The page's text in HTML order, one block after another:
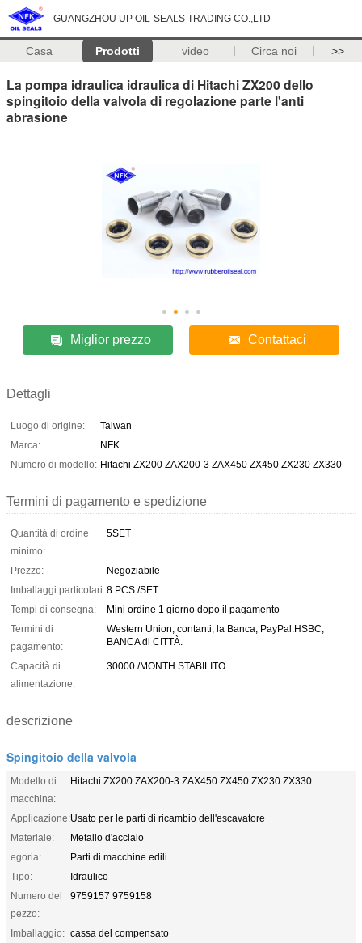
GUANGZHOU UP OIL-SEALS TRADING CO.,LTD
Casa Prodotti video Circa noi >>
La pompa idraulica idraulica di Hitachi ZX200 dello
spingitoio della valvola di regolazione parte l'anti
abrasione
Miglior prezzo Contattaci
Dettagli
Luogo di origine:
Taiwan
Marca:
NFK
Numero di modello: Hitachi ZX200 ZAX200-3 ZAX450 ZX450 ZX230 ZX330
Termini di pagamento e spedizione
Quantità di ordine
minimo:
5SET
Prezzo:
Negoziabile
Imballaggi particolari:8 PCS /SET
Tempi di consegna:
Mini ordine 1 giorno dopo il pagamento
Termini di
pagamento:
Western Union, contanti, la Banca, PayPal.HSBC,
BANCA di CITTÀ.
Capacità di
alimentazione:
30000 /MONTH STABILITO
descrizione
Spingitoio della valvola
Modello di
macchina:
Hitachi ZX200 ZAX200-3 ZAX450 ZX450 ZX230 ZX330
Applicazione:Usato per le parti di ricambio dell'escavatore
Materiale:
Metallo d'acciaio
egoria:
Parti di macchine edili
Tipo:
Idraulico
Numero del
pezzo:
9759157 9759158
Imballaggio: cassa del compensato